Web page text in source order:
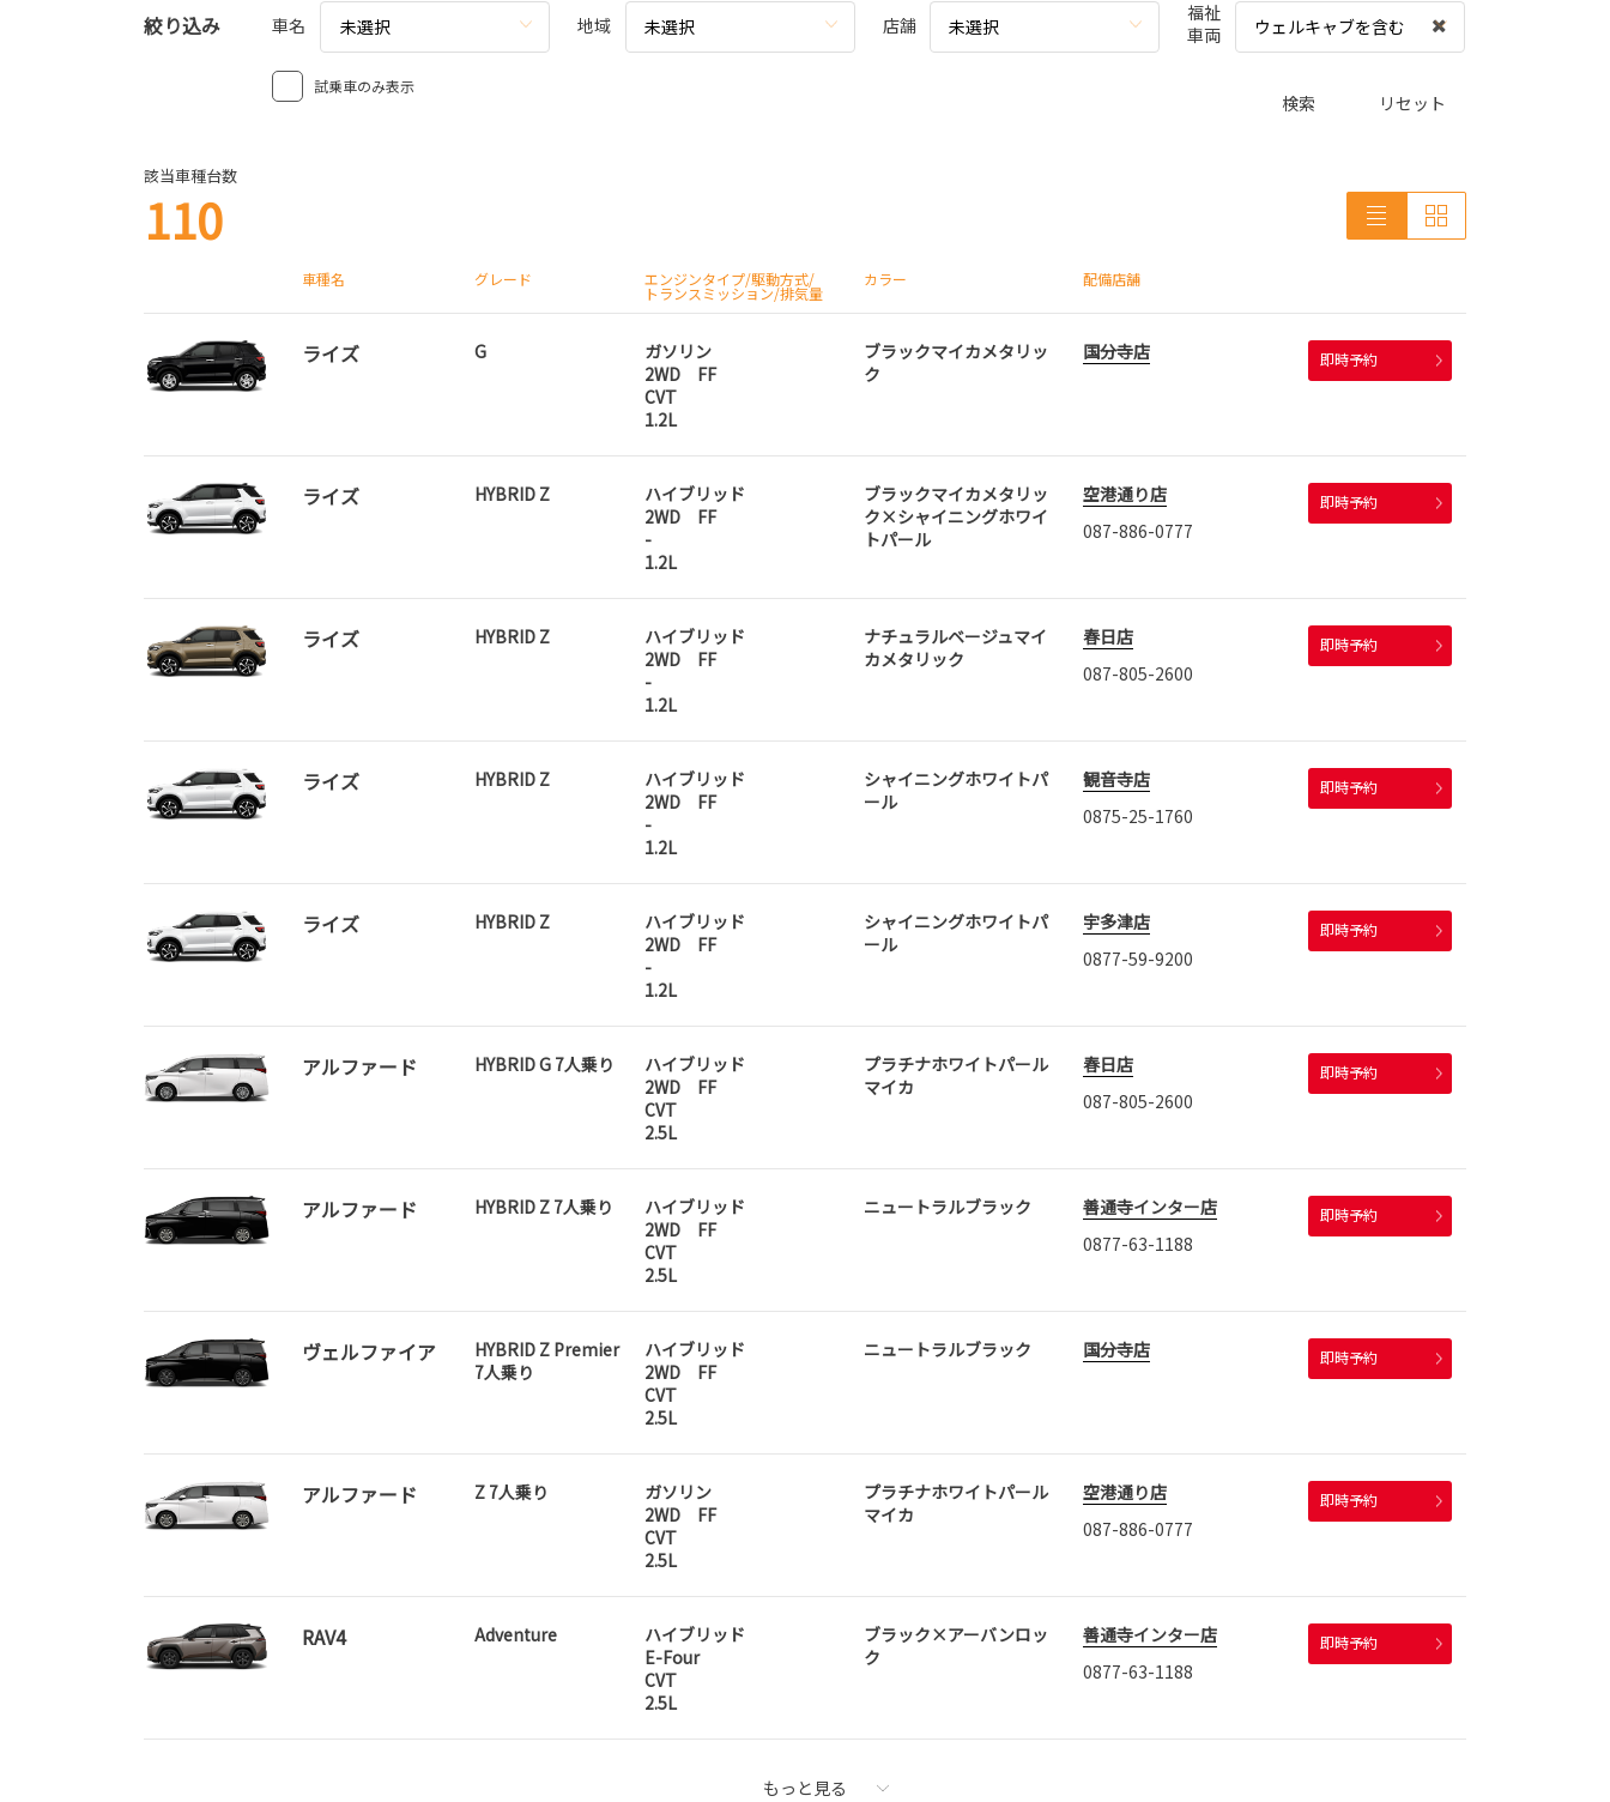
絞り込み 車名 未選択 地域 未選択 店舗 未選択
福祉
車両
ウェルキャブを含む
試乗車のみ表示
検索 リセット
該当車種台数
110
車種名 グレード エンジンタイプ/駆動方式/
トランスミッション/排気量
カラー 配備店舗
ライズ G
ガソリン
2WD FF
CVT
1.2L
ブラックマイカメタリッ
ク
国分寺店 即時予約
ライズ HYBRID Z
ハイブリッド
2WD FF
-
1.2L
ブラックマイカメタリッ
ク×シャイニングホワイ
トパール
空港通り店
087-886-0777
即時予約
ライズ HYBRID Z
ハイブリッド
2WD FF
-
1.2L
ナチュラルベージュマイ
カメタリック
春日店
087-805-2600
即時予約
ライズ HYBRID Z
ハイブリッド
2WD FF
-
1.2L
シャイニングホワイトパ
ール
観音寺店
0875-25-1760
即時予約
ライズ HYBRID Z
ハイブリッド
2WD FF
-
1.2L
シャイニングホワイトパ
ール
宇多津店
0877-59-9200
即時予約
アルファード HYBRID G 7人乗り
ハイブリッド
2WD FF
CVT
2.5L
プラチナホワイトパール
マイカ
春日店
087-805-2600
即時予約
アルファード HYBRID Z 7人乗り
ハイブリッド
2WD FF
CVT
2.5L
ニュートラルブラック
善通寺インター店
0877-63-1188
即時予約
ヴェルファイア
HYBRID Z Premier
7人乗り
ハイブリッド
2WD FF
CVT
2.5L
ニュートラルブラック 国分寺店 即時予約
アルファード Z 7人乗り
ガソリン
2WD FF
CVT
2.5L
プラチナホワイトパール
マイカ
空港通り店
087-886-0777
即時予約
RAV4 Adventure
ハイブリッド
E-Four
CVT
2.5L
ブラック×アーバンロッ
ク
善通寺インター店
0877-63-1188
即時予約
もっと見る